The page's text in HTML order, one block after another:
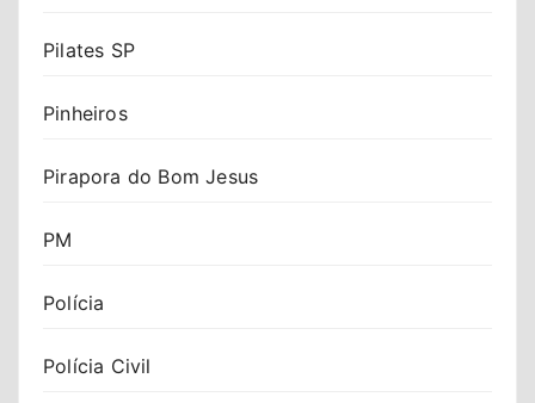
Pilates SP
Pinheiros
Pirapora do Bom Jesus
PM
Polícia
Polícia Civil